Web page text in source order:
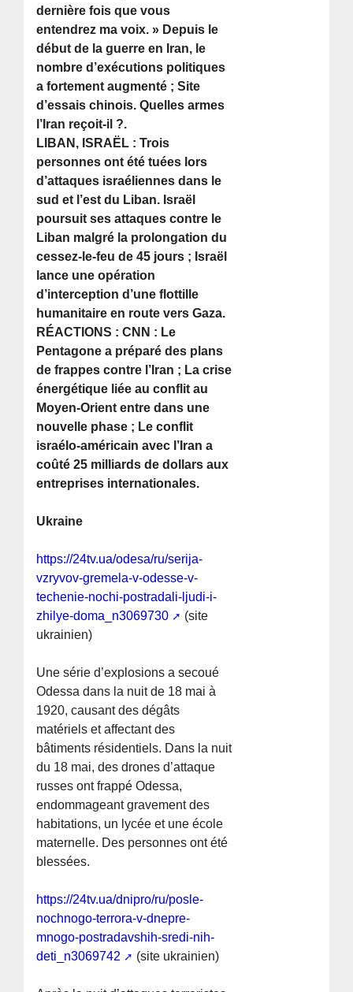
dernière fois que vous
entendrez ma voix. » Depuis le
début de la guerre en Iran, le
nombre d’exécutions politiques
a fortement augmenté ; Site
d’essais chinois. Quelles armes
l’Iran reçoit-il ?.
LIBAN, ISRAËL : Trois
personnes ont été tuées lors
d’attaques israéliennes dans le
sud et l’est du Liban. Israël
poursuit ses attaques contre le
Liban malgré la prolongation du
cessez-le-feu de 45 jours ; Israël
lance une opération
d’interception d’une flottille
humanitaire en route vers Gaza.
RÉACTIONS : CNN : Le
Pentagone a préparé des plans
de frappes contre l’Iran ; La crise
énergétique liée au conflit au
Moyen-Orient entre dans une
nouvelle phase ; Le conflit
israélo-américain avec l’Iran a
coûté 25 milliards de dollars aux
entreprises internationales.
Ukraine
https://24tv.ua/odesa/ru/serija-
vzryvov-gremela-v-odesse-v-
techenie-nochi-postradali-ljudi-i-
zhilye-doma_n3069730
(site
ukrainien)
Une série d’explosions a secoué
Odessa dans la nuit de 18 mai à
1920, causant des dégâts
matériels et affectant des
bâtiments résidentiels. Dans la nuit
du 18 mai, des drones d’attaque
russes ont frappé Odessa,
endommageant gravement des
habitations, un lycée et une école
maternelle. Des personnes ont été
blessées.
https://24tv.ua/dnipro/ru/posle-
nochnogo-terrora-v-dnepre-
mnogo-postradavshih-sredi-nih-
deti_n3069742
(site ukrainien)